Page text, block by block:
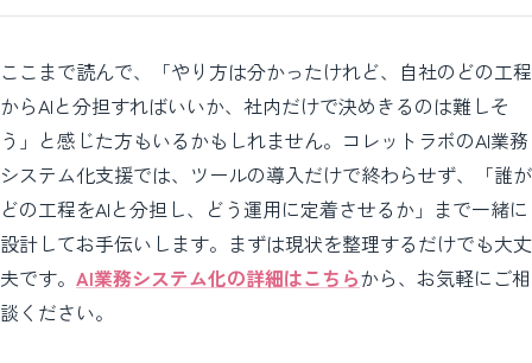
は、商用での安全性に配慮したツールを選び、必要なら専門家に相談す
AI、画像なら使い慣れたデザインツールのAI機能、というように。複数
を一度に導入せず、一つの工程で成功体験を作ってから広げると定着し
ます。
ここまで読んで、「やり方は分かったけれど、自社のどの工程
からAIと分担すればいいか、社内だけで決めきるのは難しそ
う」と感じた方もいるかもしれません。コレットラボのAI業務
システム化支援では、ツールの導入だけで終わらせず、「誰が
どの工程をAIと分担し、どう運用に定着させるか」まで一緒に
設計してお手伝いします。まずは現状を整理するだけでも大丈
夫です。 AI業務システム化の詳細はこちらから、お気軽にご相
談ください。